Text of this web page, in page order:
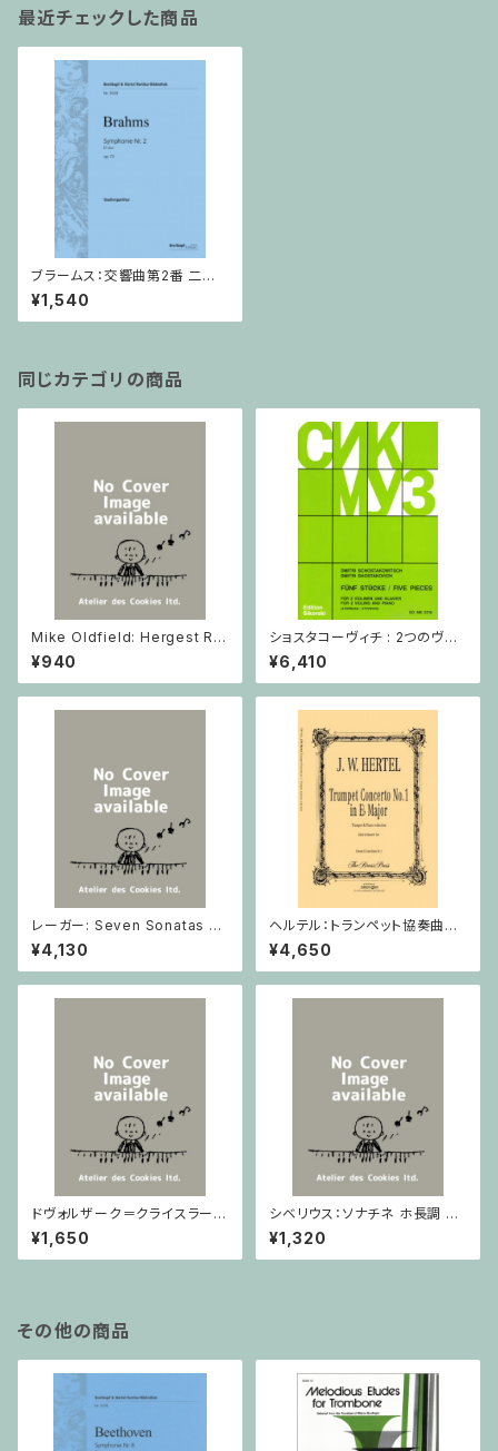
最近チェックした商品
ブラームス：交響曲第2番 二長
調 Op.73/ミニチュアスコア
¥1,540
同じカテゴリの商品
Mike Oldfield: Hergest Rid
ge / ピアノ
¥940
ショスタコーヴィチ : 2つのヴァ
イオリンとピアノのための 5つの
小品 / ヴァイオリン2とピアノ
¥6,410
レーガー: Seven Sonatas o
p. 91 Heft 2 / ヴァイオリン
¥4,130
ヘルテル：トランペット協奏曲第1
番 変ホ長調/トランペット・ピア
ノ
¥4,650
ドヴォルザーク＝クライスラー：
スラヴ幻想曲 ロ短調 from Op.
55-4, Op.75 / ヴァイオリンと
ピアノ
¥1,650
シベリウス：ソナチネ ホ長調 O
p.80 / ヴァイオリンとピアノ
¥1,320
その他の商品